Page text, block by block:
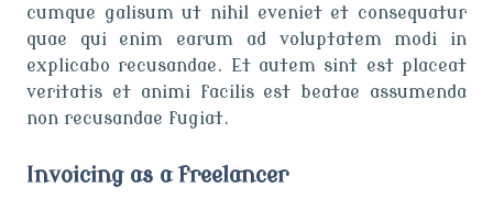
cumque galisum ut nihil eveniet et consequatur
quae qui enim earum ad voluptatem modi in
explicabo recusandae. Et autem sint est placeat
veritatis et animi facilis est beatae assumenda
non recusandae fugiat.
Invoicing as a freelancer